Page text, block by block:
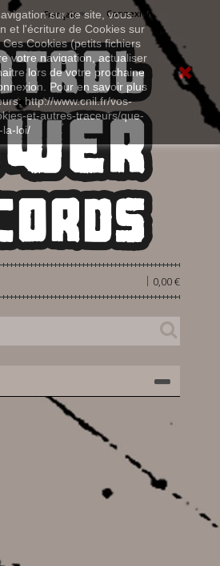
sur ce site, vous
et l'écriture de Cookies sur
Cookies (petits fichiers
votre navigation, actualiser
lors de votre prochaine
Pour en savoir plus
http://www.cnil.fr/vos-
et-autres-traceurs/que-
la-loi/
Connexion
Français
0,00 €
|